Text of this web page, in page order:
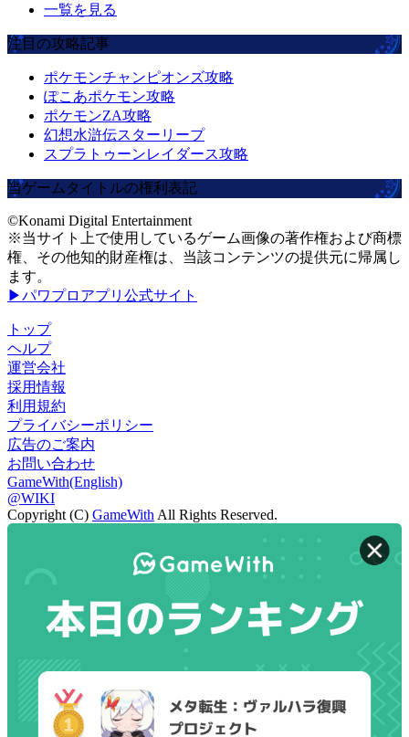
一覧を見る
注目の攻略記事
ポケモンチャンピオンズ攻略
ぽこあポケモン攻略
ポケモンZA攻略
幻想水滸伝スターリープ
スプラトゥーンレイダース攻略
当ゲームタイトルの権利表記
©Konami Digital Entertainment
※当サイト上で使用しているゲーム画像の著作権および商標
権、その他知的財産権は、当該コンテンツの提供元に帰属し
ます。
▶パワプロアプリ公式サイト
トップ
ヘルプ
運営会社
採用情報
利用規約
プライバシーポリシー
広告のご案内
お問い合わせ
GameWith(English)
@WIKI
Copyright (C) GameWith All Rights Reserved.